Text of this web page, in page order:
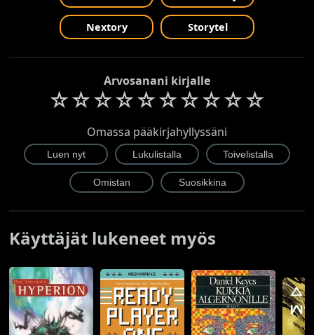
Nextory Storytel
Arvosanani kirjalle
☆☆☆☆☆☆☆☆☆☆
Omassa pääkirjahyllyssäni
Käyttäjät lukeneet myös